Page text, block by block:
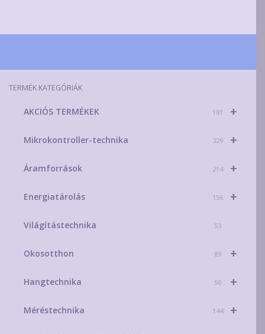
TERMÉK KATEGÓRIÁK
+
AKCIÓS TERMÉKEK 181
+
Mikrokontroller-technika 329
+
Áramforrások 214
+
Energiatárolás 156
Világítástechnika 53
+
Okosotthon 89
+
Hangtechnika 50
+
Méréstechnika 144